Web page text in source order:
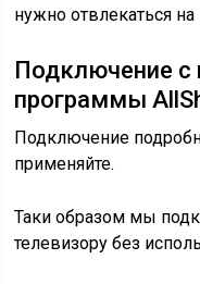
нужно отвлекаться
Подключение
программы
Подключение
применяйте.
Таки образом мы
телевизору без